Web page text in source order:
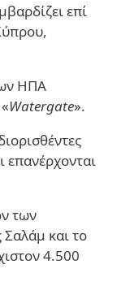
επί
ΗΠΑ
Watergate».
επανέρχονται
των
και το
4.500